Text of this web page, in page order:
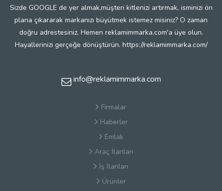
Sizde GOOGLE de yer almak,müşteri kitlenizi artırmak, isminizi ön
plana çıkararak markanızı büyütmek istemez misiniz? O zaman
doğru adrestesiniz. Hemen reklamimmarka.com'a üye olun.
Hayallerinizi gerçeğe dönüştürün. https://reklamimmarka.com/
info@reklamimmarka.com
Firmalar
Haberler
Emlak
Araç İlanları
İş İlanları
Ürünler